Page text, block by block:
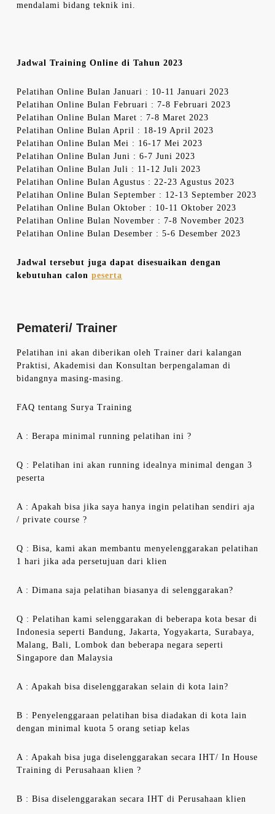
mendalami bidang teknik ini.
Jadwal Training Online di Tahun 2023
Pelatihan Online Bulan Januari : 10-11 Januari 2023
Pelatihan Online Bulan Februari : 7-8 Februari 2023
Pelatihan Online Bulan Maret : 7-8 Maret 2023
Pelatihan Online Bulan April : 18-19 April 2023
Pelatihan Online Bulan Mei : 16-17 Mei 2023
Pelatihan Online Bulan Juni : 6-7 Juni 2023
Pelatihan Online Bulan Juli : 11-12 Juli 2023
Pelatihan Online Bulan Agustus : 22-23 Agustus 2023
Pelatihan Online Bulan September : 12-13 September 2023
Pelatihan Online Bulan Oktober : 10-11 Oktober 2023
Pelatihan Online Bulan November : 7-8 November 2023
Pelatihan Online Bulan Desember : 5-6 Desember 2023
Jadwal tersebut juga dapat disesuaikan dengan
kebutuhan calon peserta
Pemateri/ Trainer
Pelatihan ini akan diberikan oleh Trainer dari kalangan
Praktisi, Akademisi dan Konsultan berpengalaman di
bidangnya masing-masing.
FAQ tentang Surya Training
A : Berapa minimal running pelatihan ini ?
Q : Pelatihan ini akan running idealnya minimal dengan 3
peserta
A : Apakah bisa jika saya hanya ingin pelatihan sendiri aja
/ private course ?
Q : Bisa, kami akan membantu menyelenggarakan pelatihan
1 hari jika ada persetujuan dari klien
A : Dimana saja pelatihan biasanya di selenggarakan?
Q : Pelatihan kami selenggarakan di beberapa kota besar di
Indonesia seperti Bandung, Jakarta, Yogyakarta, Surabaya,
Malang, Bali, Lombok dan beberapa negara seperti
Singapore dan Malaysia
A : Apakah bisa diselenggarakan selain di kota lain?
B : Penyelenggaraan pelatihan bisa diadakan di kota lain
dengan minimal kuota 5 orang setiap kelas
A : Apakah bisa juga diselenggarakan secara IHT/ In House
Training di Perusahaan klien ?
B : Bisa diselenggarakan secara IHT di Perusahaan klien